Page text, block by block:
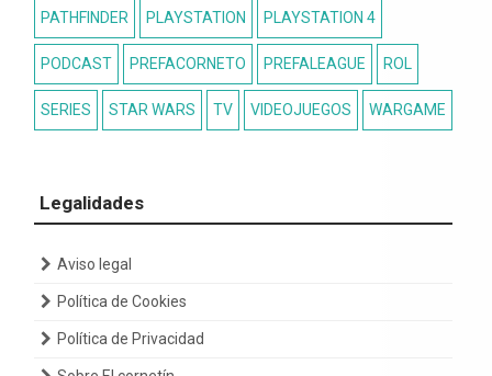
PATHFINDER PLAYSTATION PLAYSTATION 4
PODCAST PREFACORNETO PREFALEAGUE ROL
SERIES STAR WARS TV VIDEOJUEGOS WARGAME
Legalidades
Aviso legal
Política de Cookies
Política de Privacidad